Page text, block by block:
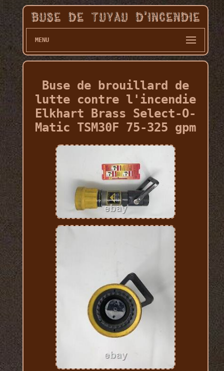
MENU
Buse de brouillard de
lutte contre l'incendie
Elkhart Brass Select-O-
Matic TSM30F 75-325 gpm